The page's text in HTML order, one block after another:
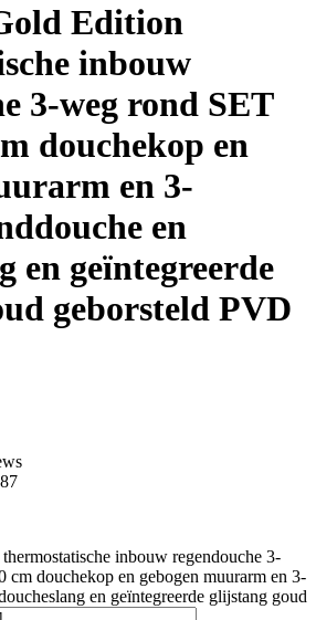
Edition
inbouw
3-weg rond SET
douchekop en
en 3-
en
en geïntegreerde
geborsteld PVD
inbouw regendouche 3-
cm douchekop en gebogen muurarm en 3-
en geïntegreerde glijstang goud